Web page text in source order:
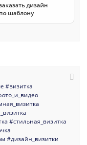
дизайн
по шаблону
#визитка
#стильная_визитка
#дизайн_визитки